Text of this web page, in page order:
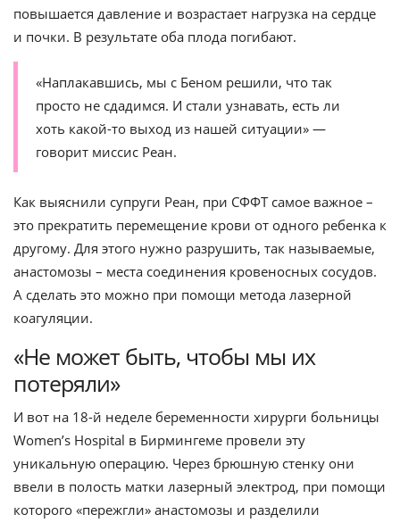
повышается давление и возрастает нагрузка на сердце
и почки. В результате оба плода погибают.
«Наплакавшись, мы с Беном решили, что так
просто не сдадимся. И стали узнавать, есть ли
хоть какой-то выход из нашей ситуации» —
говорит миссис Реан.
Как выяснили супруги Реан, при СФФТ самое важное –
это прекратить перемещение крови от одного ребенка к
другому. Для этого нужно разрушить, так называемые,
анастомозы – места соединения кровеносных сосудов.
А сделать это можно при помощи метода лазерной
коагуляции.
«Не может быть, чтобы мы их
потеряли»
И вот на 18-й неделе беременности хирурги больницы
Women’s Hospital в Бирмингеме провели эту
уникальную операцию. Через брюшную стенку они
ввели в полость матки лазерный электрод, при помощи
которого «пережгли» анастомозы и разделили